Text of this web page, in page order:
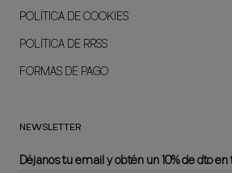
POLÍTICA DE COOKIES
POLÍTICA DE RRSS
FORMAS DE PAGO
NEWSLETTER
Déjanos tu email y obtén un 10% de dto